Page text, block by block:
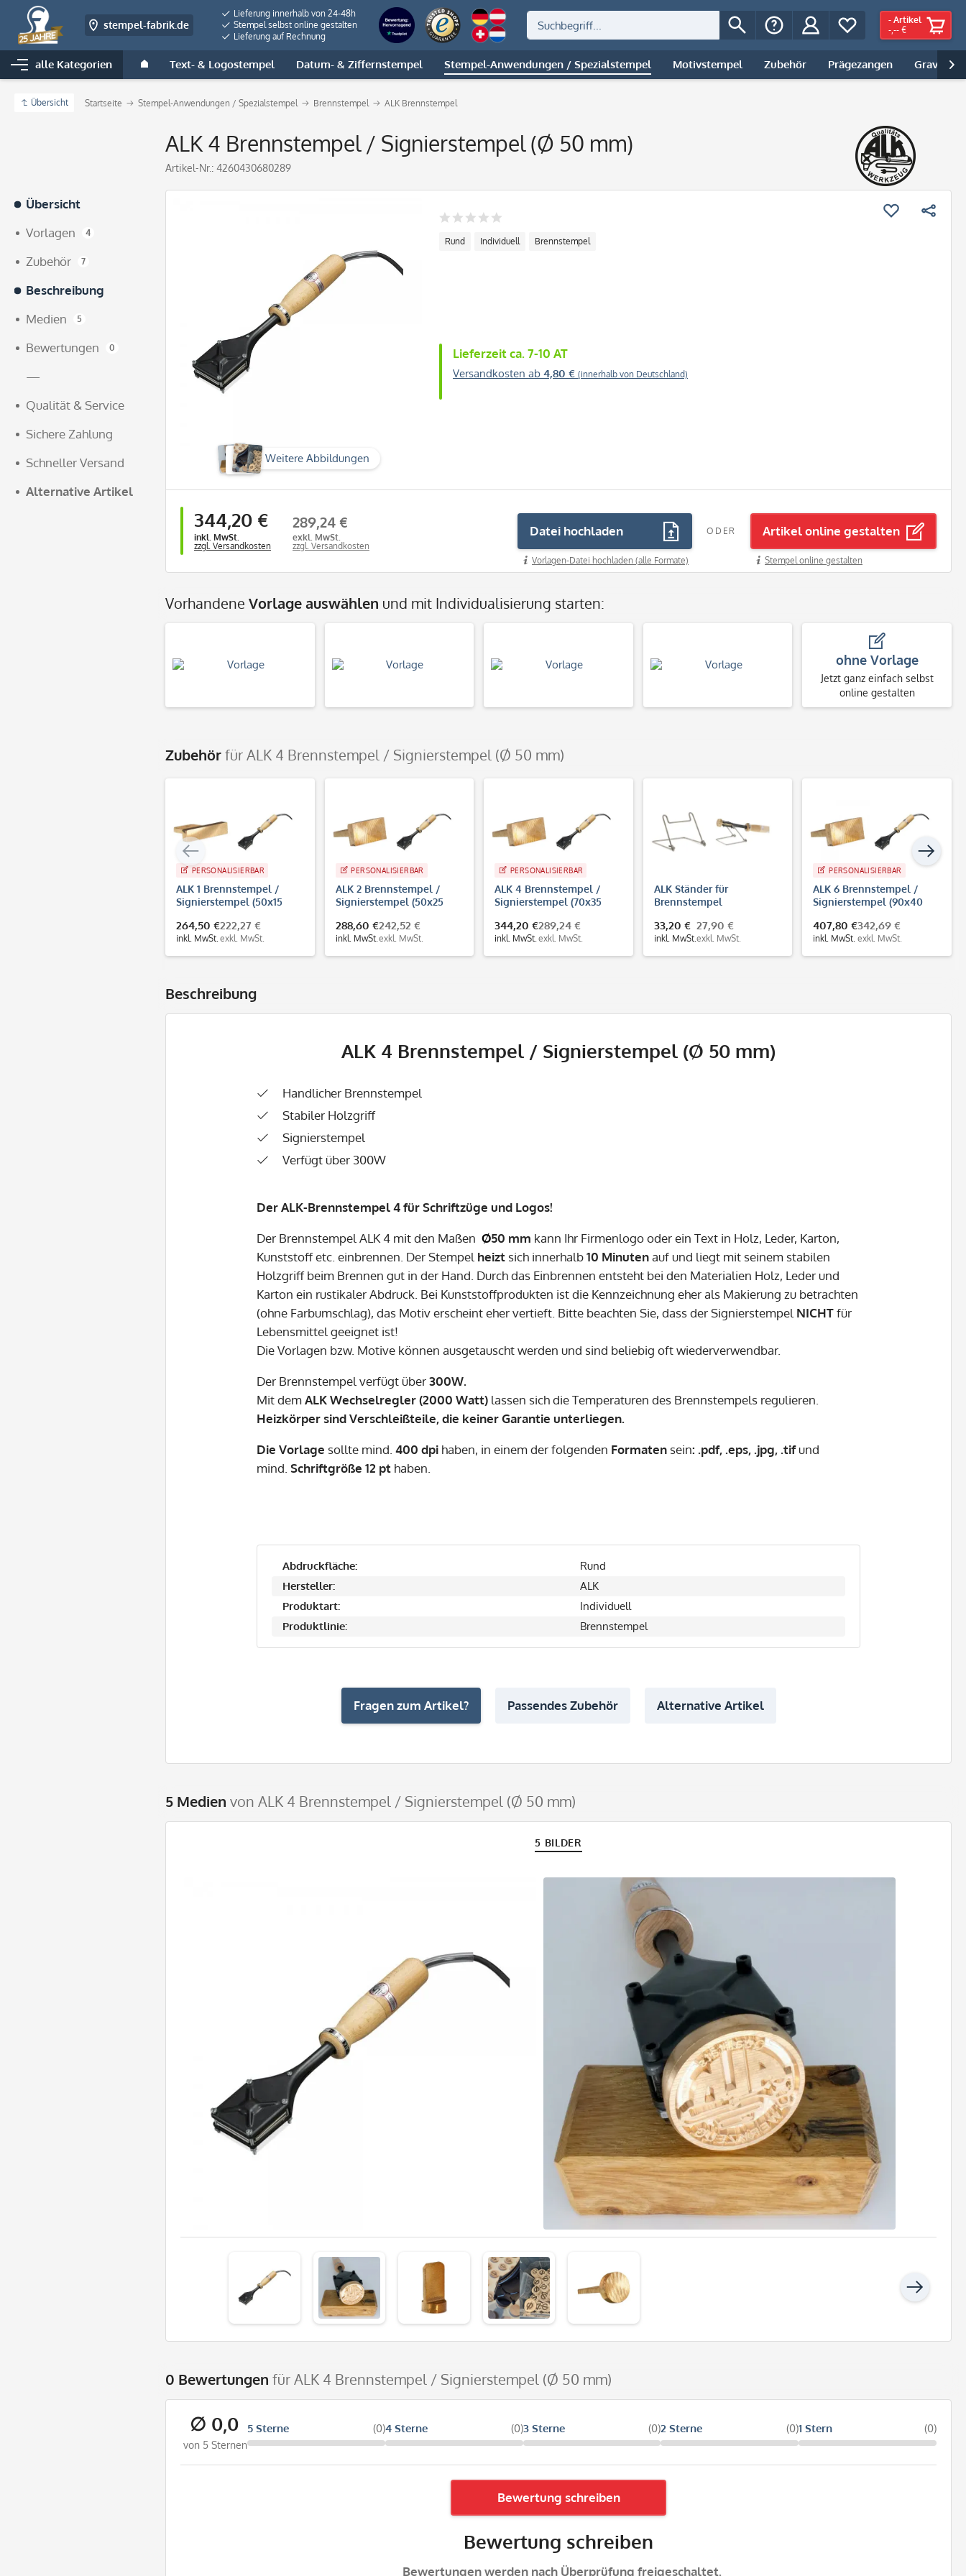
stempel-fabrik.de
Lieferung innerhalb von 24-48h
Stempel selbst online gestalten
Lieferung auf Rechnung
- Artikel
-,-- €
alle Kategorien Text- & Logostempel Datum- & Ziffernstempel Stempel-Anwendungen / Spezialstempel Motivstempel Zubehör Prägezangen Gravur |

Übersicht Startseite Stempel-Anwendungen / Spezialstempel Brennstempel ALK Brennstempel
ALK 4 Brennstempel / Signierstempel (Ø 50 mm)
Artikel-Nr.: 4260430680289
Übersicht
Vorlagen
4
Zubehör 7
Beschreibung
Medien
5
Bewertungen 0
—
Qualität & Service
Sichere Zahlung
Schneller Versand
Alternative Artikel
Weitere Abbildungen
Rund Individuell Brennstempel
Lieferzeit ca. 7-10 AT
Versandkosten ab 4,80 € (innerhalb von Deutschland)
344,20 €
inkl. MwSt.
zzgl. Versandkosten
289,24 €
exkl. MwSt.
zzgl. Versandkosten
Datei hochladen
Vorlagen-Datei hochladen (alle Formate)
ODER Artikel online gestalten
Stempel online gestalten
Vorhandene Vorlage auswählen und mit Individualisierung starten:
ohne Vorlage
Jetzt ganz einfach selbst
online gestalten
Zubehörfür ALK 4 Brennstempel / Signierstempel (Ø 50 mm)
PERSONALISIERBAR
ALK 1 Brennstempel /
Signierstempel (50x15
264,50 €
inkl. MwSt.
222,27 €
exkl. MwSt.
PERSONALISIERBAR
ALK 2 Brennstempel /
Signierstempel (50x25
288,60 €
inkl. MwSt.
242,52 €
exkl. MwSt.
PERSONALISIERBAR
ALK 4 Brennstempel /
Signierstempel (70x35
344,20 €
inkl. MwSt.
289,24 €
exkl. MwSt.
ALK Ständer für
Brennstempel
33,20 €
inkl. MwSt.
27,90 €
exkl. MwSt.
PERSONALISIERBAR
ALK 6 Brennstempel /
Signierstempel (90x40
407,80 €
inkl. MwSt.
342,69 €
exkl. MwSt.
Beschreibung
ALK 4 Brennstempel / Signierstempel (Ø 50 mm)
Handlicher Brennstempel
Stabiler Holzgriff
Signierstempel
Verfügt über 300W
Der ALK-Brennstempel 4 für Schriftzüge und Logos!
Der Brennstempel ALK 4 mit den Maßen Ø50 mm kann Ihr Firmenlogo oder ein Text in Holz, Leder, Karton,
Kunststoff etc. einbrennen. Der Stempel heizt sich innerhalb10 Minutenauf und liegt mit seinem stabilen
Holzgriff beim Brennen gut in der Hand. Durch das Einbrennen entsteht bei den Materialien Holz, Leder und
Karton ein rustikaler Abdruck. Bei Kunststoffprodukten ist die Kennzeichnung eher als Makierung zu betrachten
(ohne Farbumschlag), das Motiv erscheint eher vertieft. Bitte beachten Sie, dass der Signierstempel NICHTfür
Lebensmittel geeignet ist!
Die Vorlagen bzw. Motive können ausgetauscht werden und sind beliebig oft wiederverwendbar.
Der Brennstempel verfügt über300W.
Mit demALK Wechselregler (2000 Watt) lassen sich die Temperaturen des Brennstempels regulieren.
Heizkörper sind Verschleißteile, die keiner Garantie unterliegen.
Die Vorlage sollte mind. 400 dpi haben, in einem der folgenden Formaten sein: .pdf, .eps, .jpg, .tifund
mind. Schriftgröße 12 pt haben.
Abdruckfläche:
Rund
Hersteller:
ALK
Produktart:
Individuell
Produktlinie:
Brennstempel
Fragen zum Artikel? Passendes Zubehör Alternative Artikel
5 Medien von ALK 4 Brennstempel / Signierstempel (Ø 50 mm)
5 BILDER
0 Bewertungen für ALK 4 Brennstempel / Signierstempel (Ø 50 mm)
∅ 0,0
von 5 Sternen
5 Sterne (0)4 Sterne (0)3 Sterne (0)2 Sterne (0)1 Stern (0)
Bewertung schreiben
Bewertung schreiben
Bewertungen werden nach Überprüfung freigeschaltet.